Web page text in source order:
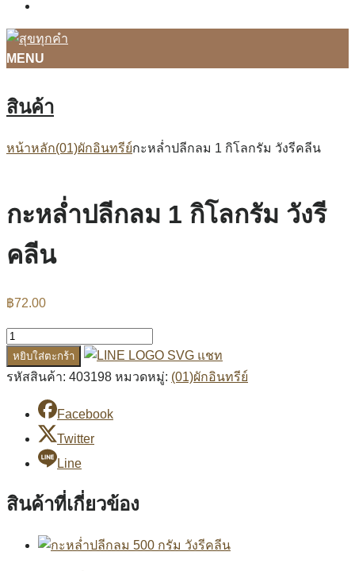
MENU
สินค้า
หน้าหลัก(01)ผักอินทรีย์กะหล่ำปลีกลม 1 กิโลกรัม วังรีคลีน
กะหล่ำปลีกลม 1 กิโลกรัม วังรี
คลีน
฿72.00
หยิบใส่ตะกร้า
แชท
รหัสสินค้า: 403198 หมวดหมู่: (01)ผักอินทรีย์
Facebook
Twitter
Line
สินค้าที่เกี่ยวข้อง